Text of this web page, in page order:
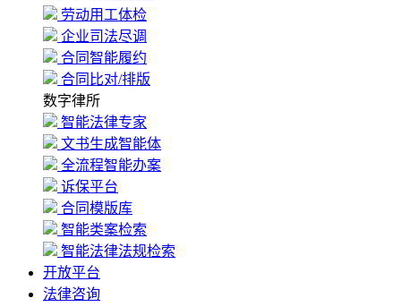
劳动用工体检
企业司法尽调
合同智能履约
合同比对/排版
数字律所
智能法律专家
文书生成智能体
全流程智能办案
诉保平台
合同模版库
智能类案检索
智能法律法规检索
开放平台
法律咨询